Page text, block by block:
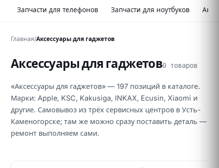
Запчасти для телефонов Запчасти для ноутбуков
Главная/Аксессуары для гаджетов
Аксессуары для гаджетов0 товаров
«Аксессуары для гаджетов» — 197 позиций в каталоге.
Марки: Apple, KSC, Kakusiga, INKAX, Ecusin, Xiaomi и
другие. Самовывоз из трёх сервисных центров в Усть-
Каменогорске; там же можно сразу поставить деталь —
ремонт выполняем сами.